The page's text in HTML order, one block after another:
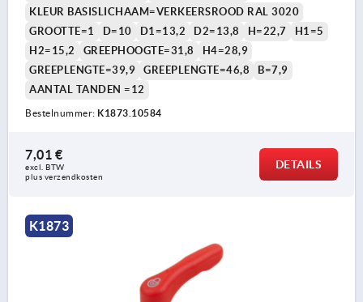
KLEUR BASISLICHAAM=VERKEERSROOD RAL 3020
GROOTTE=1
D=10 D1=13,2 D2=13,8 H=22,7
H1=5
H2=15,2
GREEPHOOGTE=31,8
H4=28,9
GREEPLENGTE=39,9
GREEPLENGTE=46,8
B=7,9
AANTAL TANDEN =12
Bestelnummer: K1873.10584
7,01 €
excl. BTW
plus verzendkosten
DETAILS
K1873